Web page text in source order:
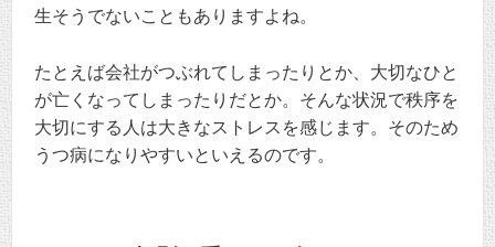
生そうでないこともありますよね。
たとえば会社がつぶれてしまったりとか、大切なひと
が亡くなってしまったりだとか。そんな状況で秩序を
大切にする人は大きなストレスを感じます。そのため
うつ病になりやすいといえるのです。